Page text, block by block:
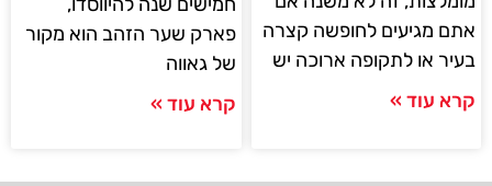
אתם מגיעים לחופשה קצרה
בעיר או לתקופה ארוכה יש
קרא עוד »
פארק שער הזהב הוא מקור
של גאווה
קרא עוד »